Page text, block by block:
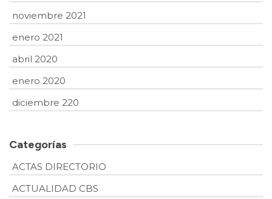
noviembre 2021
enero 2021
abril 2020
enero 2020
diciembre 220
Categorías
ACTAS DIRECTORIO
ACTUALIDAD CBS